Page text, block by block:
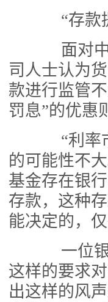
“存款提
面对中
司人士认为
款进行监管
罚息”的优惠
“利率市
的可能性不
基金存在银
存款，这种
能决定的，
一位银
这样的要求
出这样的风